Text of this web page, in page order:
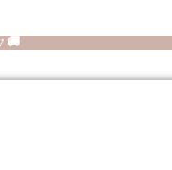
🚚